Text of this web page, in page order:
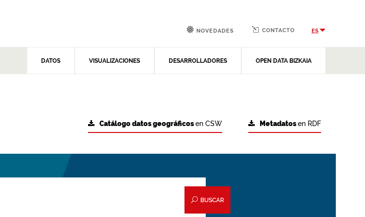
DATOS VISUALIZACIONES DESARROLLADORES OPEN DATA BIZKAIA
NOVEDADES CONTACTO ES
Metadatosen RDF
Catálogo datos geográficosen CSW
BUSCAR